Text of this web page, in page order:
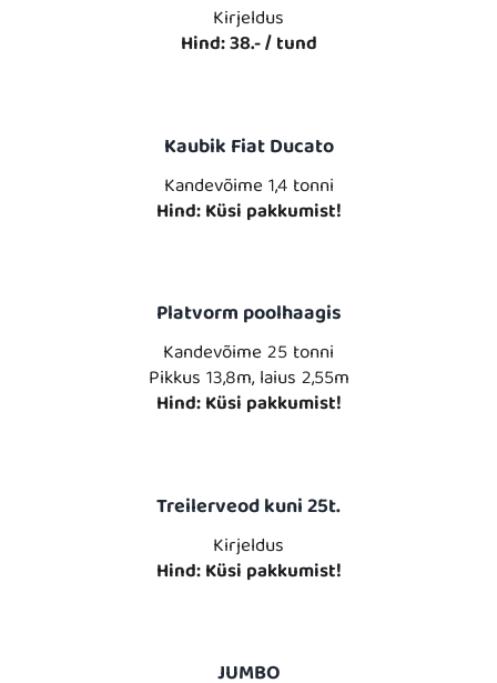
Kirjeldus
Hind: 38.- / tund
Kaubik Fiat Ducato
Kandevõime 1,4 tonni
Hind: Küsi pakkumist!
Platvorm poolhaagis
Kandevõime 25 tonni
Pikkus 13,8m, laius 2,55m
Hind: Küsi pakkumist!
Treilerveod kuni 25t.
Kirjeldus
Hind: Küsi pakkumist!
JUMBO